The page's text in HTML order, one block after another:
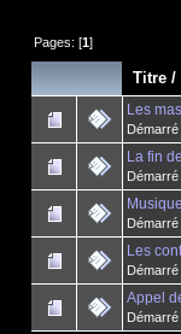
Pages: [1]
Titre /
Les
La fin
Les
Appel